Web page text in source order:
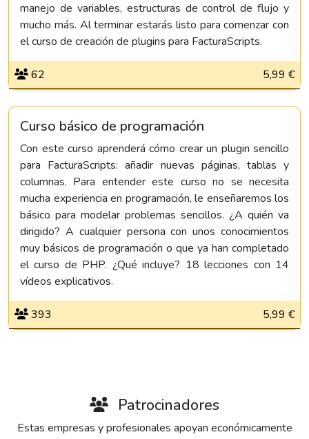
manejo de variables, estructuras de control de flujo y
mucho más. Al terminar estarás listo para comenzar con
el curso de creación de plugins para FacturaScripts.
62 5,99 €
Curso básico de programación
Con este curso aprenderá cómo crear un plugin sencillo
para FacturaScripts: añadir nuevas páginas, tablas y
columnas. Para entender este curso no se necesita
mucha experiencia en programación, le enseñaremos los
básico para modelar problemas sencillos. ¿A quién va
dirigido? A cualquier persona con unos conocimientos
muy básicos de programación o que ya han completado
el curso de PHP. ¿Qué incluye? 18 lecciones con 14
vídeos explicativos.
393 5,99 €
Patrocinadores
Estas empresas y profesionales apoyan económicamente